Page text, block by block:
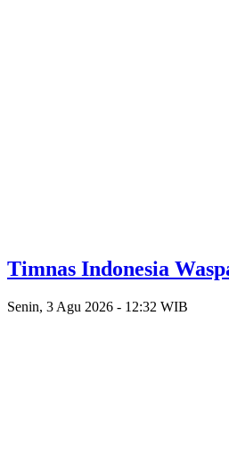
Timnas Indonesia
Senin, 3 Agu 2026 - 12:32 WIB